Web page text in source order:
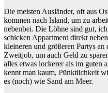
Die meisten Ausländer, oft aus
kommen nach Island, um zu
nebenbei. Die Löhne sind gut,
schicken Appartment direkt
kleineren und größeren Partys
Zweitjob, um auch Geld zu
alles etwas lockerer als im guten
kennt man kaum, Pünktlichkeit
es (noch) wie Sand am Meer.